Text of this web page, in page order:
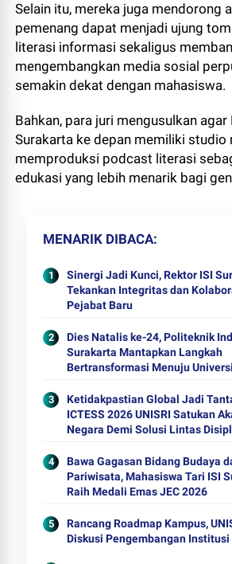
Selain itu, mereka juga mendorong
pemenang dapat menjadi ujung
literasi informasi sekaligus
mengembangkan media sosial
semakin dekat dengan mahasiswa.
Bahkan, para juri mengusulkan
Surakarta ke depan memiliki studio
memproduksi podcast literasi
edukasi yang lebih menarik bagi
MENARIK DIBACA
Sinergi Jadi Kunci, Rektor ISI
Tekankan Integritas dan
Pejabat Baru
Dies Natalis ke-24, Politeknik
Surakarta Mantapkan Langkah
Bertransformasi Menuju
Ketidakpastian Global Jadi
ICTESS 2026 UNISRI Satukan
Negara Demi Solusi Lintas
Bawa Gagasan Bidang Budaya
Pariwisata, Mahasiswa Tari ISI
Raih Medali Emas JEC 2026
Rancang Roadmap Kampus,
Diskusi Pengembangan Institusi